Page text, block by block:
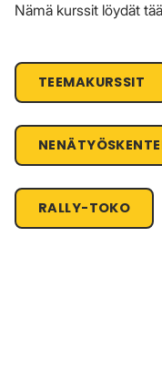
Nämä kurssit löydät
TEEMAKURSSIT
RALLY-TOKO